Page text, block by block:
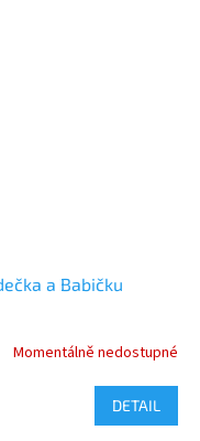
a Babičku
Momentálně nedostupné
DETAIL